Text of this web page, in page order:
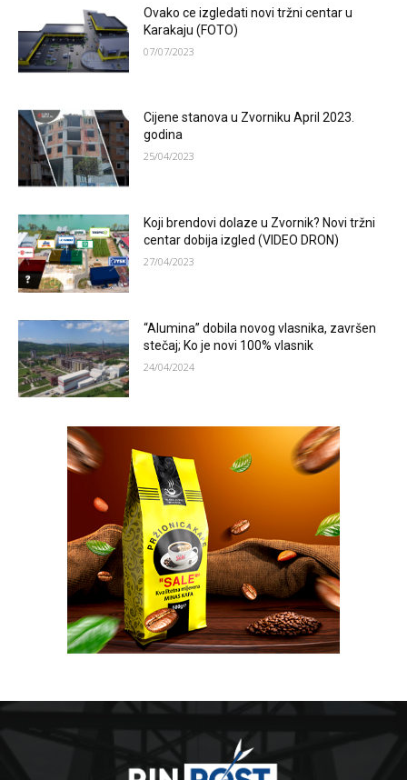
Ovako ce izgledati novi tržni centar u
Karakaju (FOTO)
07/07/2023
Cijene stanova u Zvorniku April 2023.
godina
25/04/2023
Koji brendovi dolaze u Zvornik? Novi tržni
centar dobija izgled (VIDEO DRON)
27/04/2023
“Alumina” dobila novog vlasnika, završen
stečaj; Ko je novi 100% vlasnik
24/04/2024